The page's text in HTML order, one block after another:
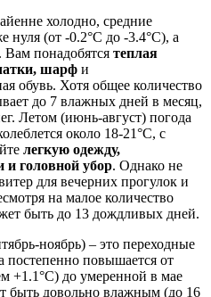
холодно, средние
нуля (от -0.2°C до -3.4°C), а
Вам понадобятся теплая
шарф и
обувь. Хотя общее количество
до 7 влажных дней в месяц,
Летом (июнь-август) погода
около 18-21°C, с
легкую одежду,
головной убор. Однако не
для вечерних прогулок и
на малое количество
быть до 13 дождливых дней.
ноябрь) – это переходные
постепенно повышается от
+1.1°C) до умеренной в мае
быть довольно влажным (до 16